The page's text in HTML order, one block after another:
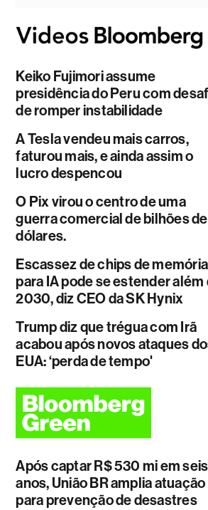
Keiko Fujimori assume
presidência do Peru com
de romper instabilidade
A Tesla vendeu mais carros,
faturou mais, e ainda assim o
lucro despencou
O Pix virou o centro de uma
guerra comercial de bilhões de
dólares.
Escassez de chips de memória
para IA pode se estender além
2030, diz CEO da SK Hynix
Trump diz que trégua com Irã
acabou após novos ataques
EUA: ‘perda de tempo'
Após captar R$ 530 mi em seis
anos, União BR amplia atuação
para prevenção de desastres